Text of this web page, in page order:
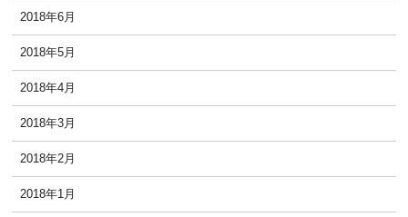
2018年6月
2018年5月
2018年4月
2018年3月
2018年2月
2018年1月